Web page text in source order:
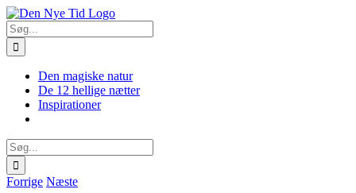
Skip
to
content
Facebook
X
Instagram
Pinterest
Søg
efter:
Den magiske natur
De 12 hellige nætter
Inspirationer
Søg
efter:
Forrige Næste